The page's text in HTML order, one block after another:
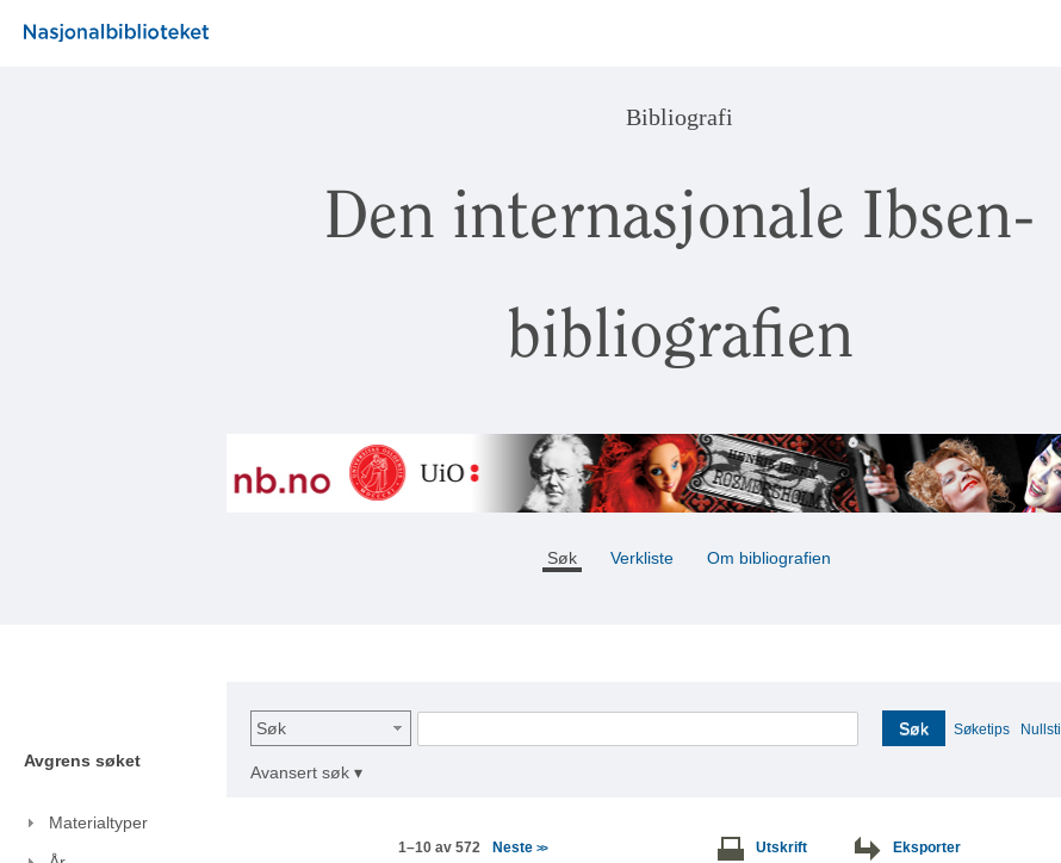
Bibliografi
Den internasjonale Ibsen-
bibliografien
Søk Verkliste Om bibliografien
Avgrens søket
Materialtyper
Søk Søk Søketips Nullstill
Avansert søk ▾
1–10 av 572 Neste >> Utskrift Eksporter